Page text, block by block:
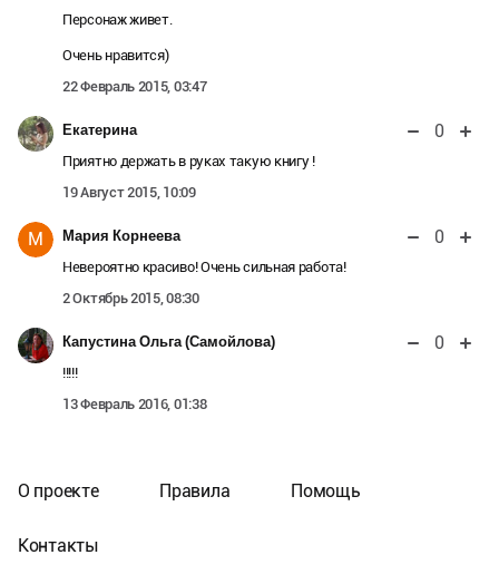
Персонаж живет.
Очень нравится)
22 Февраль 2015, 03:47
Екатерина 0
Приятно держать в руках такую книгу !
19 Август 2015, 10:09
М Мария Корнеева 0
Невероятно красиво! Очень сильная работа!
2 Октябрь 2015, 08:30
Капустина Ольга (Самойлова) 0
!!!!!
13 Февраль 2016, 01:38
О проекте Правила Помощь
Контакты